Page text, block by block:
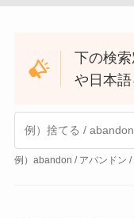
下の検
や日本語
例）abandon / アバンドン /